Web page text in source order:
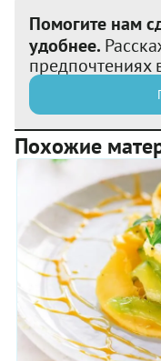
Помогите нам
удобнее.
предпочтениях
Похожие